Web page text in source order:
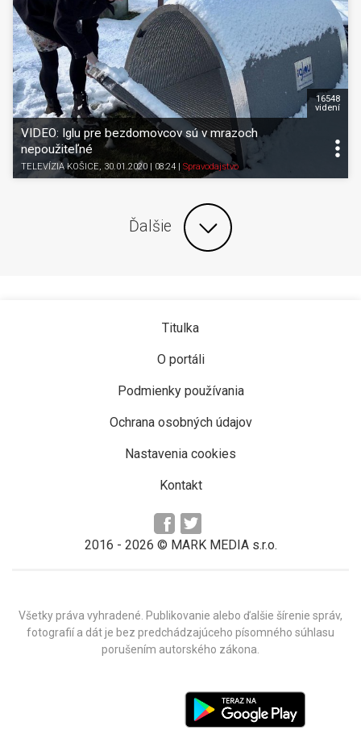
VIDEO: Iglu pre bezdomovcov sú v mrazoch
nepoužiteľné
TELEVÍZIA KOŠICE, 30.01.2020 | 08:24 | Spravodajstvo
16548
videní
Ďalšie
Titulka
O portáli
Podmienky používania
Ochrana osobných údajov
Nastavenia cookies
Kontakt
2016 - 2026 © MARK MEDIA s.r.o.
Všetky práva vyhradené. Publikovanie alebo ďalšie šírenie správ,
fotografií a dát je bez predchádzajúceho písomného súhlasu
porušením autorského zákona.